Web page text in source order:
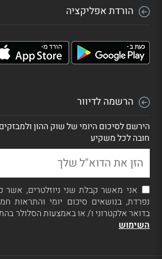
הורדת אפליקציה
הרשמה לדיוור
הירשם לסיכום היומי של שוק ההון
חובה לכל משקיע
אני מאשר קבלת שני ניוזלטרים,
נפרדת, בנושאים סיכום יומי והתראות
בדואר אלקטרוני ו/ או באמצעות הסלולר
השימוש